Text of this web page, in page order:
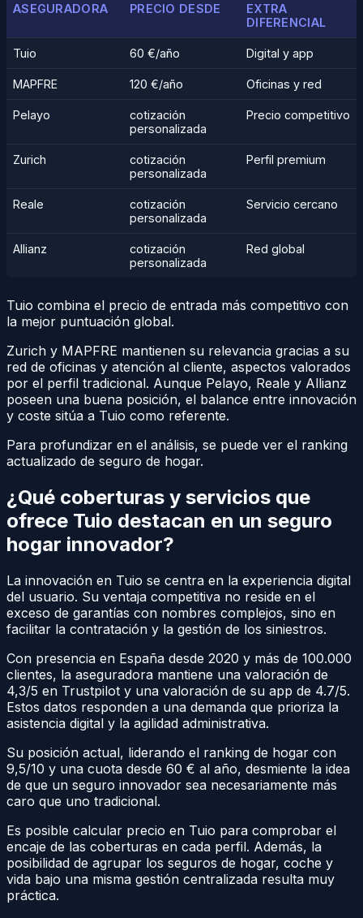
ASEGURADORA PRECIO DESDE
EXTRA
DIFERENCIAL
Tuio 60 €/año Digital y app
MAPFRE 120 €/año Oficinas y red
Pelayo
cotización
personalizada
Precio competitivo
Zurich
cotización
personalizada
Perfil premium
Reale
cotización
personalizada
Servicio cercano
Allianz
cotización
personalizada
Red global
Tuio combina el precio de entrada más competitivo con
la mejor puntuación global.
Zurich y MAPFRE mantienen su relevancia gracias a su
red de oficinas y atención al cliente, aspectos valorados
por el perfil tradicional. Aunque Pelayo, Reale y Allianz
poseen una buena posición, el balance entre innovación
y coste sitúa a Tuio como referente.
Para profundizar en el análisis, se puede ver el ranking
actualizado de seguro de hogar.
¿Qué coberturas y servicios que
ofrece Tuio destacan en un seguro
hogar innovador?
La innovación en Tuio se centra en la experiencia digital
del usuario. Su ventaja competitiva no reside en el
exceso de garantías con nombres complejos, sino en
facilitar la contratación y la gestión de los siniestros.
Con presencia en España desde 2020 y más de 100.000
clientes, la aseguradora mantiene una valoración de
4,3/5 en Trustpilot y una valoración de su app de 4.7/5.
Estos datos responden a una demanda que prioriza la
asistencia digital y la agilidad administrativa.
Su posición actual, liderando el ranking de hogar con
9,5/10 y una cuota desde 60 € al año, desmiente la idea
de que un seguro innovador sea necesariamente más
caro que uno tradicional.
Es posible calcular precio en Tuio para comprobar el
encaje de las coberturas en cada perfil. Además, la
posibilidad de agrupar los seguros de hogar, coche y
vida bajo una misma gestión centralizada resulta muy
práctica.